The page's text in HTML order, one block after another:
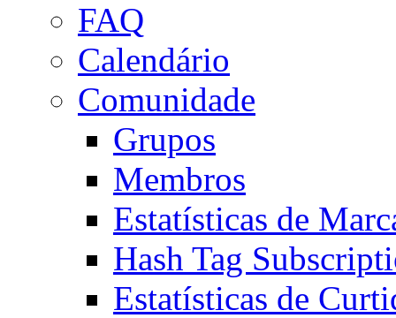
FAQ
Calendário
Comunidade
Grupos
Membros
Estatísticas de
Hash Tag
Estatísticas de